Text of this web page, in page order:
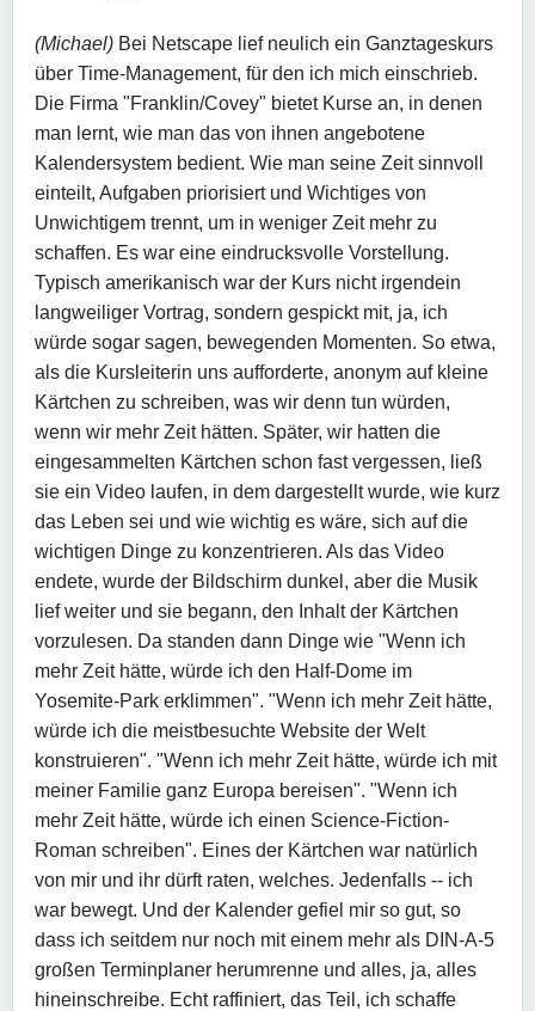
(Michael) Bei Netscape lief neulich ein Ganztageskurs
über Time-Management, für den ich mich einschrieb.
Die Firma "Franklin/Covey" bietet Kurse an, in denen
man lernt, wie man das von ihnen angebotene
Kalendersystem bedient. Wie man seine Zeit sinnvoll
einteilt, Aufgaben priorisiert und Wichtiges von
Unwichtigem trennt, um in weniger Zeit mehr zu
schaffen. Es war eine eindrucksvolle Vorstellung.
Typisch amerikanisch war der Kurs nicht irgendein
langweiliger Vortrag, sondern gespickt mit, ja, ich
würde sogar sagen, bewegenden Momenten. So etwa,
als die Kursleiterin uns aufforderte, anonym auf kleine
Kärtchen zu schreiben, was wir denn tun würden,
wenn wir mehr Zeit hätten. Später, wir hatten die
eingesammelten Kärtchen schon fast vergessen, ließ
sie ein Video laufen, in dem dargestellt wurde, wie kurz
das Leben sei und wie wichtig es wäre, sich auf die
wichtigen Dinge zu konzentrieren. Als das Video
endete, wurde der Bildschirm dunkel, aber die Musik
lief weiter und sie begann, den Inhalt der Kärtchen
vorzulesen. Da standen dann Dinge wie "Wenn ich
mehr Zeit hätte, würde ich den Half-Dome im
Yosemite-Park erklimmen". "Wenn ich mehr Zeit hätte,
würde ich die meistbesuchte Website der Welt
konstruieren". "Wenn ich mehr Zeit hätte, würde ich mit
meiner Familie ganz Europa bereisen". "Wenn ich
mehr Zeit hätte, würde ich einen Science-Fiction-
Roman schreiben". Eines der Kärtchen war natürlich
von mir und ihr dürft raten, welches. Jedenfalls -- ich
war bewegt. Und der Kalender gefiel mir so gut, so
dass ich seitdem nur noch mit einem mehr als DIN-A-5
großen Terminplaner herumrenne und alles, ja, alles
hineinschreibe. Echt raffiniert, das Teil, ich schaffe